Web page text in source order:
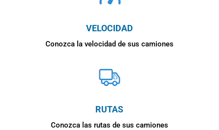
VELOCIDAD
Conozca la velocidad de sus camiones
RUTAS
Conozca las rutas de sus camiones